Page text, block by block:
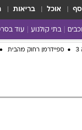
אוכל בריאות
בתי קולנוע עוד
כל
ספיידרמן רחוק מהבית